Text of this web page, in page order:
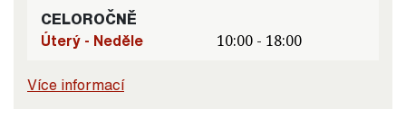
CELOROČNĚ
Úterý - Neděle
10:00 - 18:00
Více informací